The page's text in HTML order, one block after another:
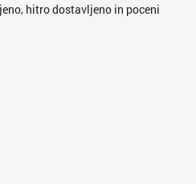
hitro dostavljeno in poceni